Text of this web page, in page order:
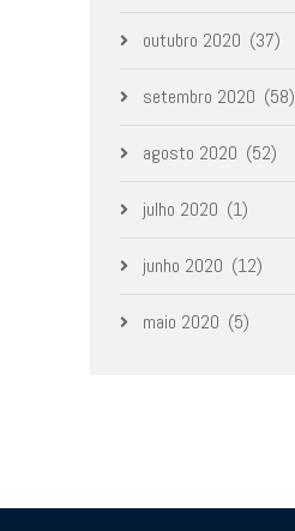
outubro 2020 (37)
setembro 2020 (58)
agosto 2020 (52)
julho 2020 (1)
junho 2020 (12)
maio 2020 (5)